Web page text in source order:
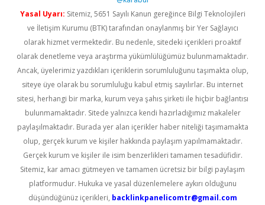
Yasal Uyarı: Sitemiz, 5651 Sayılı Kanun gereğince Bilgi Teknolojileri
ve İletişim Kurumu (BTK) tarafından onaylanmış bir Yer Sağlayıcı
olarak hizmet vermektedir. Bu nedenle, sitedeki içerikleri proaktif
olarak denetleme veya araştırma yükümlülüğümüz bulunmamaktadır.
Ancak, üyelerimiz yazdıkları içeriklerin sorumluluğunu taşımakta olup,
siteye üye olarak bu sorumluluğu kabul etmiş sayılırlar. Bu internet
sitesi, herhangi bir marka, kurum veya şahıs şirketi ile hiçbir bağlantısı
bulunmamaktadır. Sitede yalnızca kendi hazırladığımız makaleler
paylaşılmaktadır. Burada yer alan içerikler haber niteliği taşımamakta
olup, gerçek kurum ve kişiler hakkında paylaşım yapılmamaktadır.
Gerçek kurum ve kişiler ile isim benzerlikleri tamamen tesadüfidir.
Sitemiz, kar amacı gütmeyen ve tamamen ücretsiz bir bilgi paylaşım
platformudur. Hukuka ve yasal düzenlemelere aykırı olduğunu
düşündüğünüz içerikleri, backlinkpanelicomtr@gmail.com